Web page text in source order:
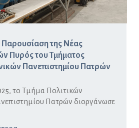
της Νέας
Πυρός του Τμήματος
Πανεπιστημίου Πατρών
το Τμήμα Πολιτικών
Πατρών διοργάνωσε